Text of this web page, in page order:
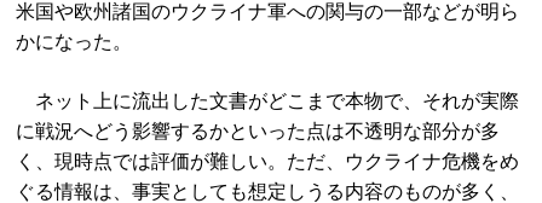
米国や欧州諸国のウクライナ軍への関与の一部などが明ら
かになった。
ネット上に流出した文書がどこまで本物で、それが実際
に戦況へどう影響するかといった点は不透明な部分が多
く、現時点では評価が難しい。ただ、ウクライナ危機をめ
ぐる情報は、事実としても想定しうる内容のものが多く、